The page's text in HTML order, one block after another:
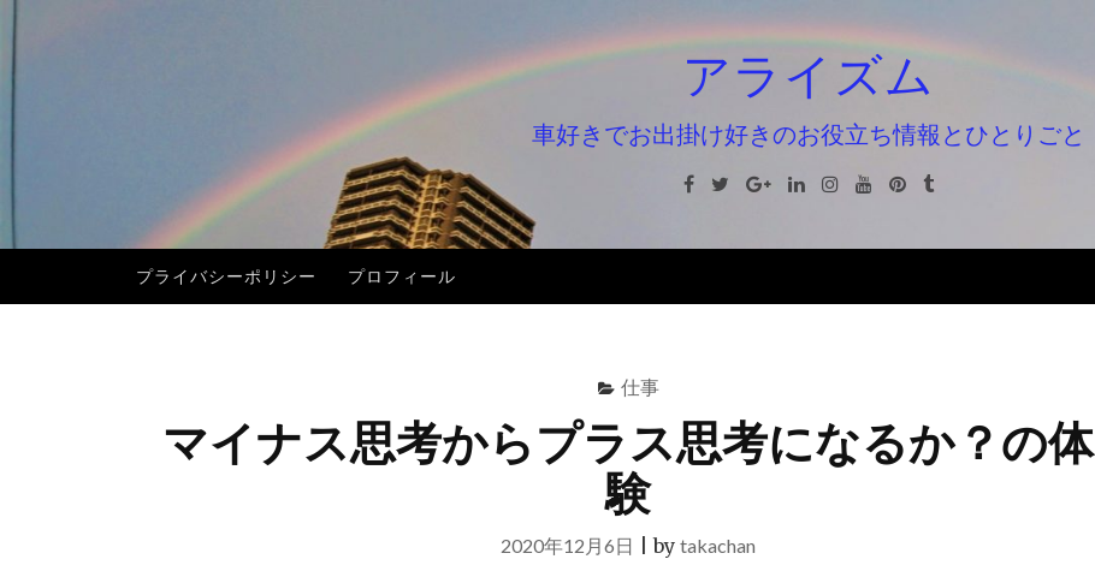
キ
アライズム
車好きでお出掛け好きのお役立ち情報とひとりごと
Facebook
TwitterGoogle+LinkedinInstagramYoutubePinterest
Tumblr
プライバシーポリシー プロフィール
仕事
マイナス思考からプラス思考になるか？の体
験
2020年12月6日 |by takachan